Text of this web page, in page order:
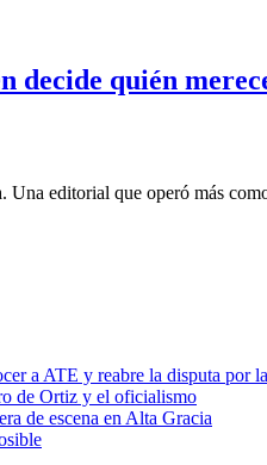
quién
Una editorial que operó más
a ATE y reabre la disputa por
de Ortiz y el oficialismo
de escena en Alta Gracia